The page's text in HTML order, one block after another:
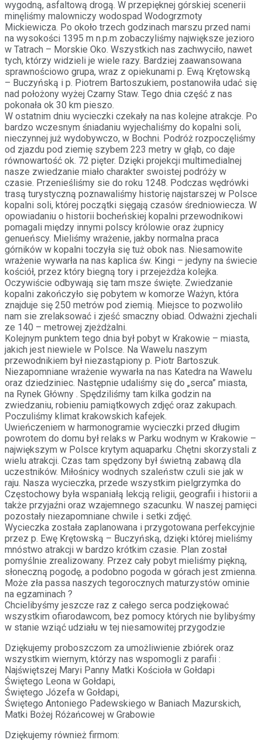
wygodną, asfaltową drogą. W przepięknej górskiej scenerii
minęliśmy malowniczy wodospad Wodogrzmoty
Mickiewicza. Po około trzech godzinach marszu przed nami
na wysokości 1395 m n.p.m zobaczyliśmy największe jezioro
w Tatrach – Morskie Oko. Wszystkich nas zachwyciło, nawet
tych, którzy widzieli je wiele razy. Bardziej zaawansowana
sprawnościowo grupa, wraz z opiekunami p. Ewą Krętowską
– Buczyńską i p. Piotrem Bartoszukiem, postanowiła udać się
nad położony wyżej Czarny Staw. Tego dnia część z nas
pokonała ok 30 km pieszo.
W ostatnim dniu wycieczki czekały na nas kolejne atrakcje. Po
bardzo wczesnym śniadaniu wyjechaliśmy do kopalni soli,
nieczynnej już wydobywczo, w Bochni. Podróż rozpoczęliśmy
od zjazdu pod ziemię szybem 223 metry w głąb, co daje
równowartość ok. 72 pięter. Dzięki projekcji multimedialnej
nasze zwiedzanie miało charakter swoistej podróży w
czasie. Przenieśliśmy sie do roku 1248. Podczas wędrówki
trasą turystyczną poznawaliśmy historię najstarszej w Polsce
kopalni soli, której początki sięgają czasów średniowiecza. W
opowiadaniu o historii bocheńskiej kopalni przewodnikowi
pomagali między innymi polscy królowie oraz żupnicy
genueńscy. Mieliśmy wrażenie, jakby normalna praca
górników w kopalni toczyła się tuż obok nas. Niesamowite
wrażenie wywarła na nas kaplica św. Kingi – jedyny na świecie
kościół, przez który biegną tory i przejeżdża kolejka.
Oczywiście odbywają się tam msze święte. Zwiedzanie
kopalni zakończyło się pobytem w komorze Ważyn, która
znajduje się 250 metrów pod ziemią. Miejsce to pozwoliło
nam sie zrelaksować i zjeść smaczny obiad. Odważni zjechali
ze 140 – metrowej zjeżdżalni.
Kolejnym punktem tego dnia był pobyt w Krakowie – miasta,
jakich jest niewiele w Polsce. Na Wawelu naszym
przewodnikiem był niezastąpiony p. Piotr Bartoszuk.
Niezapomniane wrażenie wywarła na nas Katedra na Wawelu
oraz dziedziniec. Następnie udaliśmy się do „serca” miasta,
na Rynek Główny . Spędziliśmy tam kilka godzin na
zwiedzaniu, robieniu pamiątkowych zdjęć oraz zakupach.
Poczuliśmy klimat krakowskich kafejek.
Uwieńczeniem w harmonogramie wycieczki przed długim
powrotem do domu był relaks w Parku wodnym w Krakowie –
największym w Polsce krytym aquaparku .Chętni skorzystali z
wielu atrakcji. Czas tam spędzony był świetną zabawą dla
uczestników. Miłośnicy wodnych szaleństw czuli sie jak w
raju. Nasza wycieczka, przede wszystkim pielgrzymka do
Częstochowy była wspaniałą lekcją religii, geografii i historii a
także przyjaźni oraz wzajemnego szacunku. W naszej pamięci
pozostały niezapomniane chwile i setki zdjęć.
Wycieczka została zaplanowana i przygotowana perfekcyjnie
przez p. Ewę Krętowską – Buczyńską, dzięki której mieliśmy
mnóstwo atrakcji w bardzo krótkim czasie. Plan został
pomyślnie zrealizowany. Przez cały pobyt mieliśmy piękną,
słoneczną pogodę, a podobno pogoda w górach jest zmienna.
Może zła passa naszych tegorocznych maturzystów ominie
na egzaminach ?
Chcielibyśmy jeszcze raz z całego serca podziękować
wszystkim ofiarodawcom, bez pomocy których nie bylibyśmy
w stanie wziąć udziału w tej niesamowitej przygodzie
Dziękujemy proboszczom za umożliwienie zbiórek oraz
wszystkim wiernym, którzy nas wspomogli z parafii :
Najświętszej Maryi Panny Matki Kościoła w Gołdapi
Świętego Leona w Gołdapi,
Świętego Józefa w Gołdapi,
Świętego Antoniego Padewskiego w Baniach Mazurskich,
Matki Bożej Różańcowej w Grabowie
Dziękujemy również firmom: